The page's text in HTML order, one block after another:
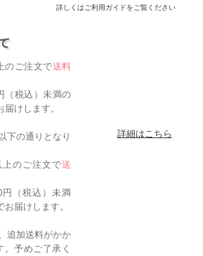
詳しくはご利用ガイドをご覧ください
のご注文で送料
（税込）未満の
届けします。
下の通りとなり
上のご注文で送
円（税込）未満
お届けします。
追加送料がかか
予めご了承く
詳細はこちら